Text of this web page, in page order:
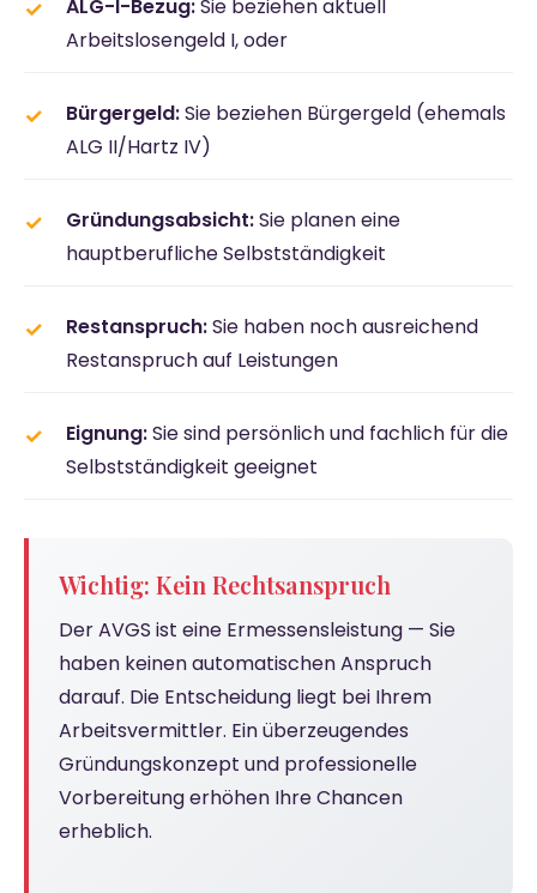
ALG-I-Bezug:Sie beziehen aktuell
Arbeitslosengeld I, oder
Bürgergeld:Sie beziehen Bürgergeld (ehemals
ALG II/Hartz IV)
Gründungsabsicht:Sie planen eine
hauptberufliche Selbstständigkeit
Restanspruch:Sie haben noch ausreichend
Restanspruch auf Leistungen
Eignung:Sie sind persönlich und fachlich für die
Selbstständigkeit geeignet
Wichtig: Kein Rechtsanspruch
Der AVGS ist eine Ermessensleistung — Sie
haben keinen automatischen Anspruch
darauf. Die Entscheidung liegt bei Ihrem
Arbeitsvermittler. Ein überzeugendes
Gründungskonzept und professionelle
Vorbereitung erhöhen Ihre Chancen
erheblich.